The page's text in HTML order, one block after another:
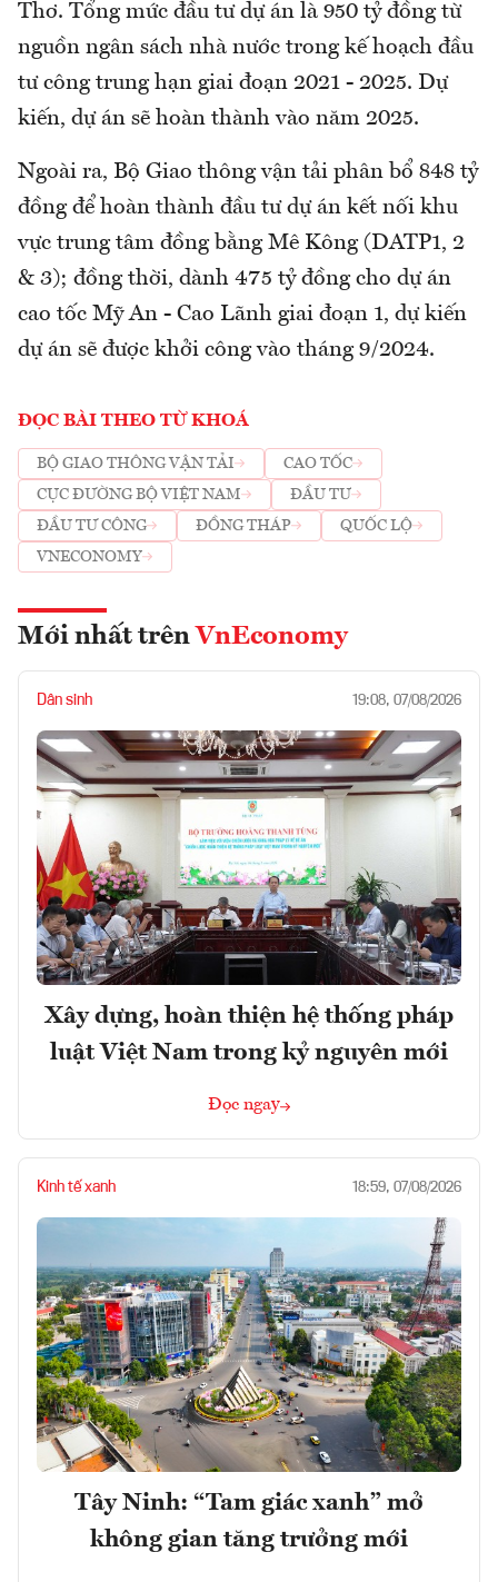
Thơ. Tổng mức đầu tư dự án là 950 tỷ đồng từ
nguồn ngân sách nhà nước trong kế hoạch đầu
tư công trung hạn giai đoạn 2021 - 2025. Dự
kiến, dự án sẽ hoàn thành vào năm 2025.
Ngoài ra, Bộ Giao thông vận tải phân bổ 848 tỷ
đồng để hoàn thành đầu tư dự án kết nối khu
vực trung tâm đồng bằng Mê Kông (DATP1, 2
& 3); đồng thời, dành 475 tỷ đồng cho dự án
cao tốc Mỹ An - Cao Lãnh giai đoạn 1, dự kiến
dự án sẽ được khởi công vào tháng 9/2024.
ĐỌC BÀI THEO TỪ KHOÁ
BỘ GIAO THÔNG VẬN TẢI
CAO TỐC
CỤC ĐƯỜNG BỘ VIỆT NAM
ĐẦU TƯ
ĐẦU TƯ CÔNG
ĐỒNG THÁP
QUỐC LỘ
VNECONOMY
Mới nhất trên VnEconomy
Dân sinh 19:08, 07/08/2026
Xây dựng, hoàn thiện hệ thống pháp
luật Việt Nam trong kỷ nguyên mới
Đọc ngay
Kinh tế xanh 18:59, 07/08/2026
Tây Ninh: “Tam giác xanh” mở
không gian tăng trưởng mới